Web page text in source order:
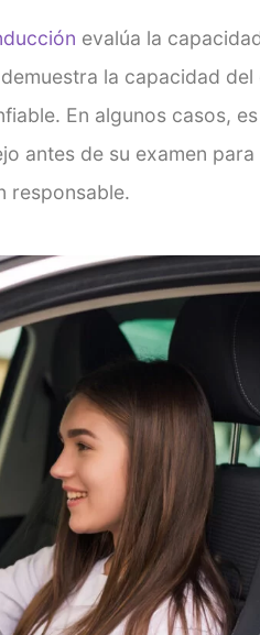
evalúa la
la capacidad
En algunos casos,
antes de su examen
responsable.